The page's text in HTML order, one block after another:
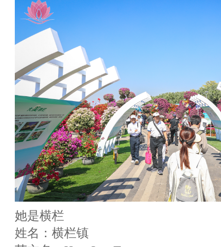
她是横栏
姓名：横栏镇